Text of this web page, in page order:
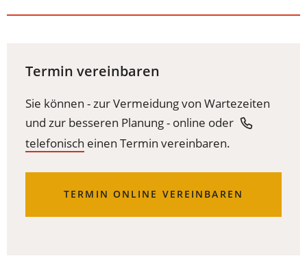
Termin vereinbaren
Sie können - zur Vermeidung von Wartezeiten
und zur besseren Planung - online oder
telefonisch einen Termin vereinbaren.
TERMIN ONLINE VEREINBAREN
(ÖFFNET
EINEM